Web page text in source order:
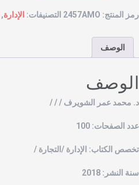
المنتج: 2457AMO التصنيفات: الإدارة,
الوصف
محمد عمر الشويرف / / /
الصفحات: 100
الكتاب: الإدارة /التجارة /
النشر: 2018